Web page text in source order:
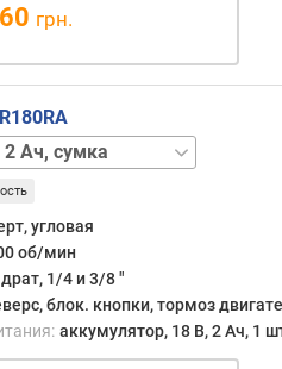
грн.
угловая
об/мин
1/4 и 3/8 "
блок. кнопки, тормоз
аккумулятор, 18 В, 2 Ач, 1